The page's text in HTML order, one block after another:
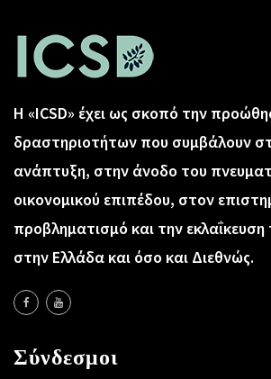
Η «ICSD» έχει ως σκοπό την
δραστηριοτήτων που συμβάλουν
ανάπτυξη, στην άνοδο του
οικονομικού επιπέδου, στον
προβληματισμό και την
στην Ελλάδα και όσο και Διεθνώς.
Σύνδεσμοι